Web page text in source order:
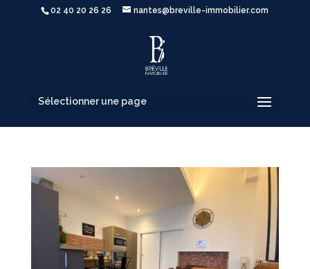
02 40 20 26 26 nantes@breville-immobilier.com
Sélectionner une page